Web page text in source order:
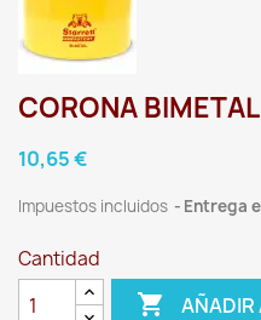
CORONA
10,65 €
Impuestos incluidos Entrega
Cantidad
 AÑADIR